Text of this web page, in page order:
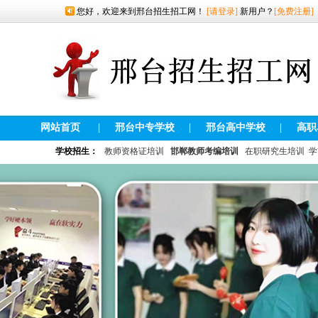
您好，欢迎来到邢台招生招工网！ [请登录] 新用户？ [免费注册]
网站首页 邢台中专学校 邢台高中学校 高
学校招生： 教师资格证培训 邯郸教师考编培训 在职研究生培训